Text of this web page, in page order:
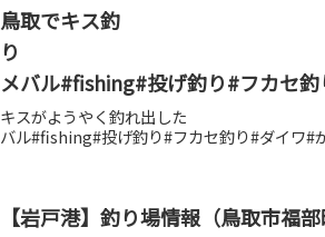
鳥取でキス釣
り
メバル#fishing#投げ釣り#フカセ
ビ巻き釣り#キス釣り#メバル
キスがようやく釣れ
バル#fishing#投げ釣り#フカセ釣り#ダイワ#
【岩戸港】釣り場情報（鳥取市福部